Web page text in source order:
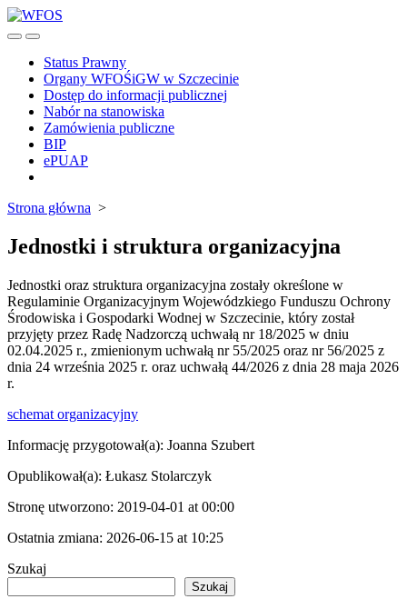
Skip
to
Search
Toggle
Menu
Status Prawny
Organy WFOŚiGW w Szczecinie
Dostęp do informacji publicznej
Nabór na stanowiska
Zamówienia publiczne
BIP
ePUAP
Strona główna >
Jednostki i struktura organizacyjna
Jednostki oraz struktura organizacyjna zostały określone w
Regulaminie Organizacyjnym Wojewódzkiego Funduszu Ochrony
Środowiska i Gospodarki Wodnej w Szczecinie, który został
przyjęty przez Radę Nadzorczą uchwałą nr 18/2025 w dniu
02.04.2025 r., zmienionym uchwałą nr 55/2025 oraz nr 56/2025 z
dnia 24 września 2025 r. oraz uchwałą 44/2026 z dnia 28 maja 2026
r.
schemat organizacyjny
Informację przygotował(a): Joanna Szubert
Opublikował(a): Łukasz Stolarczyk
Stronę utworzono: 2019-04-01 at 00:00
Ostatnia zmiana: 2026-06-15 at 10:25
Szukaj
Szukaj